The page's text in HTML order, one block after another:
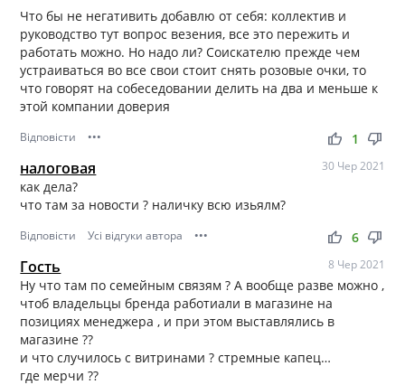
Что бы не негативить добавлю от себя: коллектив и
руководство тут вопрос везения, все это пережить и
работать можно. Но надо ли? Соискателю прежде чем
устраиваться во все свои стоит снять розовые очки, то
что говорят на собеседовании делить на два и меньше к
этой компании доверия
Відповісти ••• thumb_up thumb_down
1
налоговая 30 Чер 2021
как дела?
что там за новости ? наличку всю изьялм?
Відповісти Усі відгуки автора ••• thumb_up thumb_down
6
Гость 8 Чер 2021
Ну что там по семейным связям ? А вообще разве можно ,
чтоб владельцы бренда работиали в магазине на
позициях менеджера , и при этом выставлялись в
магазине ??
и что случилось с витринами ? стремные капец…
где мерчи ??